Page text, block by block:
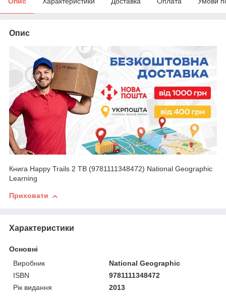
Опис
Книга Happy Trails 2 TB (9781111348472) National Geographic
Learning
Приховати
Характеристики
Основні
Виробник
National Geographic
ISBN
9781111348472
Рік видання
2013